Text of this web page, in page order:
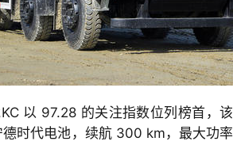
以 97.28 的关注指数位列榜首，该
时代电池，续航 300 km，最大功率